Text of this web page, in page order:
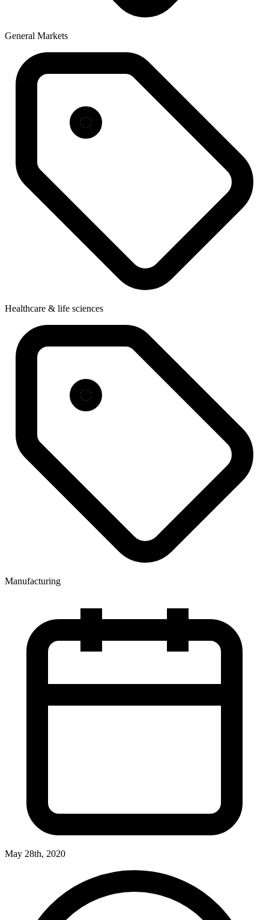
General Markets
Healthcare & life sciences
Manufacturing
May 28th, 2020